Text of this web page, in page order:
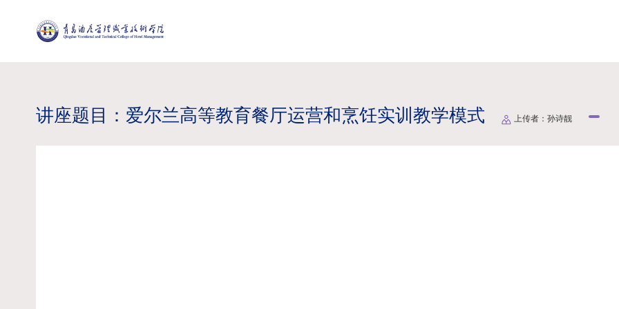
讲座题目：爱尔兰高等教育餐厅运营和烹饪实训教学模式 上传者：孙诗靓